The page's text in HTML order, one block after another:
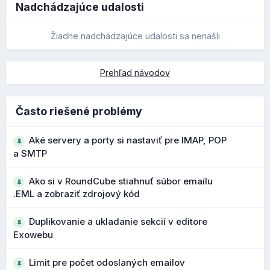
Používatelia môžu vyhľadávať presnejšie, napríklad
sa zobrazia iba neprečítané správy.
Vo väčších schránkach je tak možné nájsť konkrétne
postupom ako ich používať, nájdete v našom novom
návodeVyhľadávanie emailových správ v Roundcube
Pri importe .CSV súborov je možné mapovať údaje na
výber ako v starších verziách.
obrázok kliknete a môžete si vypísať aj
Nadchádzajúce udalosti
Žiadne nadchádzajúce udalosti sa nenašli
Prehľad návodov
Často riešené problémy
Aké servery a porty si nastaviť pre IMAP, POP
a SMTP
Ako si v RoundCube stiahnuť súbor emailu
.EML a zobraziť zdrojový kód
Duplikovanie a ukladanie sekcií v editore
Exowebu
Limit pre počet odoslaných emailov